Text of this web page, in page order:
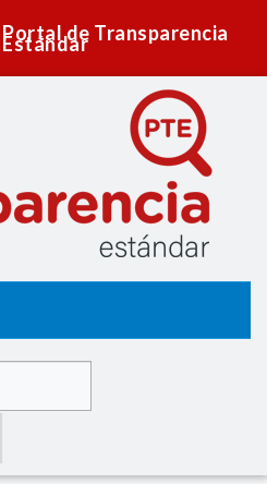
Portal de Transparencia
Estándar